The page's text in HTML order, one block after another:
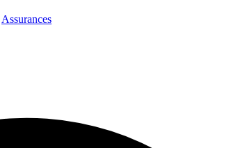
Assurances